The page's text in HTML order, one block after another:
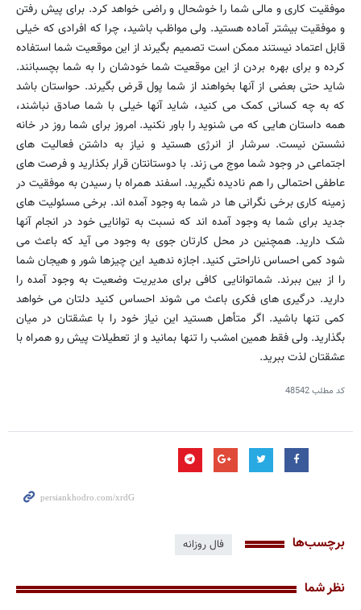
موفقیت کاری و مالی شما را خوشحال و راضی خواهد کرد. برای پیش رفتن
و موفقیت بیشتر آماده هستید. ولی مواظب باشید، چرا که افرادی که خیلی
قابل اعتماد نیستند ممکن است تصمیم بگیرند از این موقعیت شما استفاده
کرده و برای بهره بردن از این موقعیت شما خودشان را به شما بچسبانند.
شاید حتی بعضی از آنها بخواهند از شما پول قرض بگیرند. حواستان باشد
که به چه کسانی کمک می کنید، شاید آنها خیلی با شما صادق نباشند،
همه داستان هایی که می شنوید را باور نکنید. امروز برای شما روز در خانه
نشستن نیست. سرشار از انرژی هستید و نیاز به داشتن فعالیت های
اجتماعی در وجود شما موج می زند. با دوستانتان قرار بکذارید و فرصت های
عاطفی احتمالی را هم نادیده نگیرید. اسفند همراه با رسیدن به موفقیت در
زمینه کاری برخی نگرانی ها در شما به وجود آمده اند. برخی مسئولیت های
جدید برای شما به وجود آمده اند که نسبت به توانایی خود در انجام آنها
شک دارید. همچنین در محل کارتان جوی به وجود می آید که باعث می
شود کمی احساس ناراحتی کنید. اجازه ندهید این چیزها شور و هیجان شما
را از بین ببرند. شماتوانایی کافی برای مدیریت وضعیت به وجود آمده را
دارید. درگیری های فکری باعث می شوند احساس کنید دلتان می خواهد
کمی تنها باشید. اگر متأهل هستید این نیاز خود را با عشقتان در میان
بگذارید. ولی فقط همین امشب را تنها بمانید و از تعطیلات پیش رو همراه با
عشقتان لذت ببرید.
کد مطلب48542
برچسب‌ها فال روزانه
نظر شما